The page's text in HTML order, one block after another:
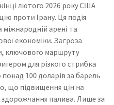
лютого 2026 року США
проти Ірану. Ця подія
міжнародній арені та
економіки. Загроза
ключового маршруту
для різкого стрибка
100 доларів за барель
що підвищення цін на
палива. Лише за